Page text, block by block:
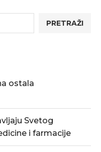
PRETRAŽI
ostala
Svetog
i farmacije